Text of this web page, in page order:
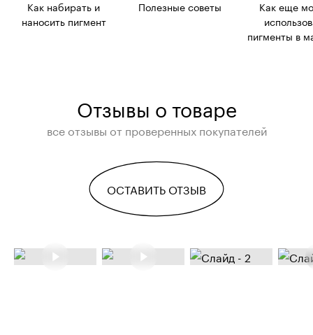
Как набирать и
наносить пигмент
Полезные советы
Как еще
пигменты в
Отзывы о товаре
все отзывы от проверенных покупателей
ОСТАВИТЬ ОТЗЫВ